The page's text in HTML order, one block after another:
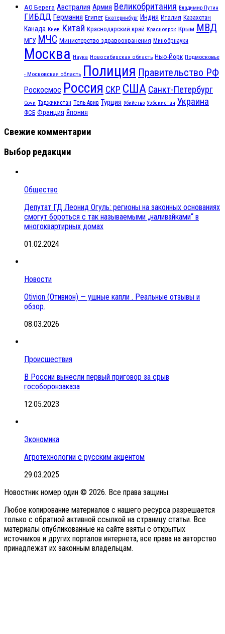
АО Берега Австралия Армия Великобритания Владимир Путин
ГИБДД Германия Египет Екатеринбург Индия Италия Казахстан
Канада Киев Китай Краснодарский край Красноярск Крым МВД
МГУ МЧС Министерство здравоохранения Минобрнауки
Москва Наука Новосибирская область Нью-Йорк Подмосковье
- Московская область Полиция Правительство РФ
Роскосмос Россия СКР США Санкт-Петербург
Сочи Таджикистан Тель-Авив Турция Убийство Узбекистан Украина
ФСБ Франция Япония
Свежие комментарии
Выбор редакции
Общество
Депутат ГД Леонид Огуль: регионы на законных основаниях
смогут бороться с так называемыми „наливайками“ в
многоквартирных домах
01.02.2024
Новости
Otivion (Отивион) — ушные капли . Реальные отзывы и
обзор.
08.03.2026
Происшествия
В России вынесли первый приговор за срыв
гособоронзаказа
12.05.2023
Экономика
Агротехнологии с русским акцентом
29.03.2025
Новостник номер один © 2026. Все права защины.
Любое копирование материалов с нашего ресурса разрешается
только с обратной активной ссылкой на страницу статьи. Все
материалы опубликованные на сайте взяты с открытых
источников и других порталов интернета, все права на авторство
принадлежат их законным владельцам.